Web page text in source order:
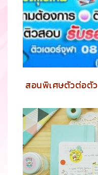
สอนพิเศษตัวต่อตัว